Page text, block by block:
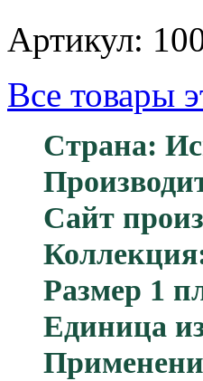
Артикул:
Все товары
Страна:
Сайт
Размер 1
Единица